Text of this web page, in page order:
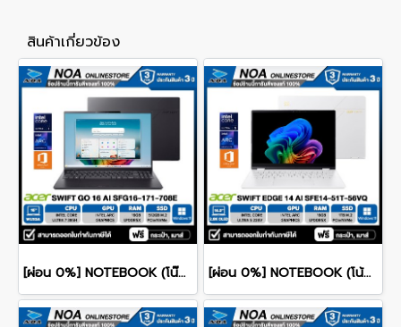
สินค้าเกี่ยวข้อง
[ผ่อน 0%] NOTEBOOK (โน๊ตบุ๊ค) ACER SWIFT GO 16 AI SFG16-I71-708E 16" WUXGA/ULTRA 7 385H/16GB/SSD 512GB/WINDOWS 11+MS OFFICE รับประกันซ่อมฟรีถึงบ้าน 3ปี [ผ่อน 0%] NOTEBOOK (โน้ตบุ๊ก) ACER SWIFT 14 SFE14-51T-56VQ 14" 2.8K OLED/CORE ULTRA 5-226V/16GB/SSD 1TB/WINDOWS 11+MS OFFICE รับประกันศูนย์ไทย 3ปี